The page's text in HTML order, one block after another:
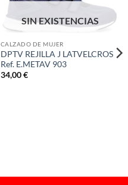
SIN EXISTENCIAS
CALZADO DE MUJER
DPTV REJILLA J LATVELCROS
Ref. E.METAV 903
34,00€